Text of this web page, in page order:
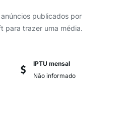
publicados por
para trazer uma média.
IPTU mensal
Não informado